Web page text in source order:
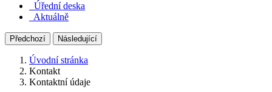
Úřední deska
Aktuálně
Předchozí Následující
Úvodní stránka
Kontakt
Kontaktní údaje